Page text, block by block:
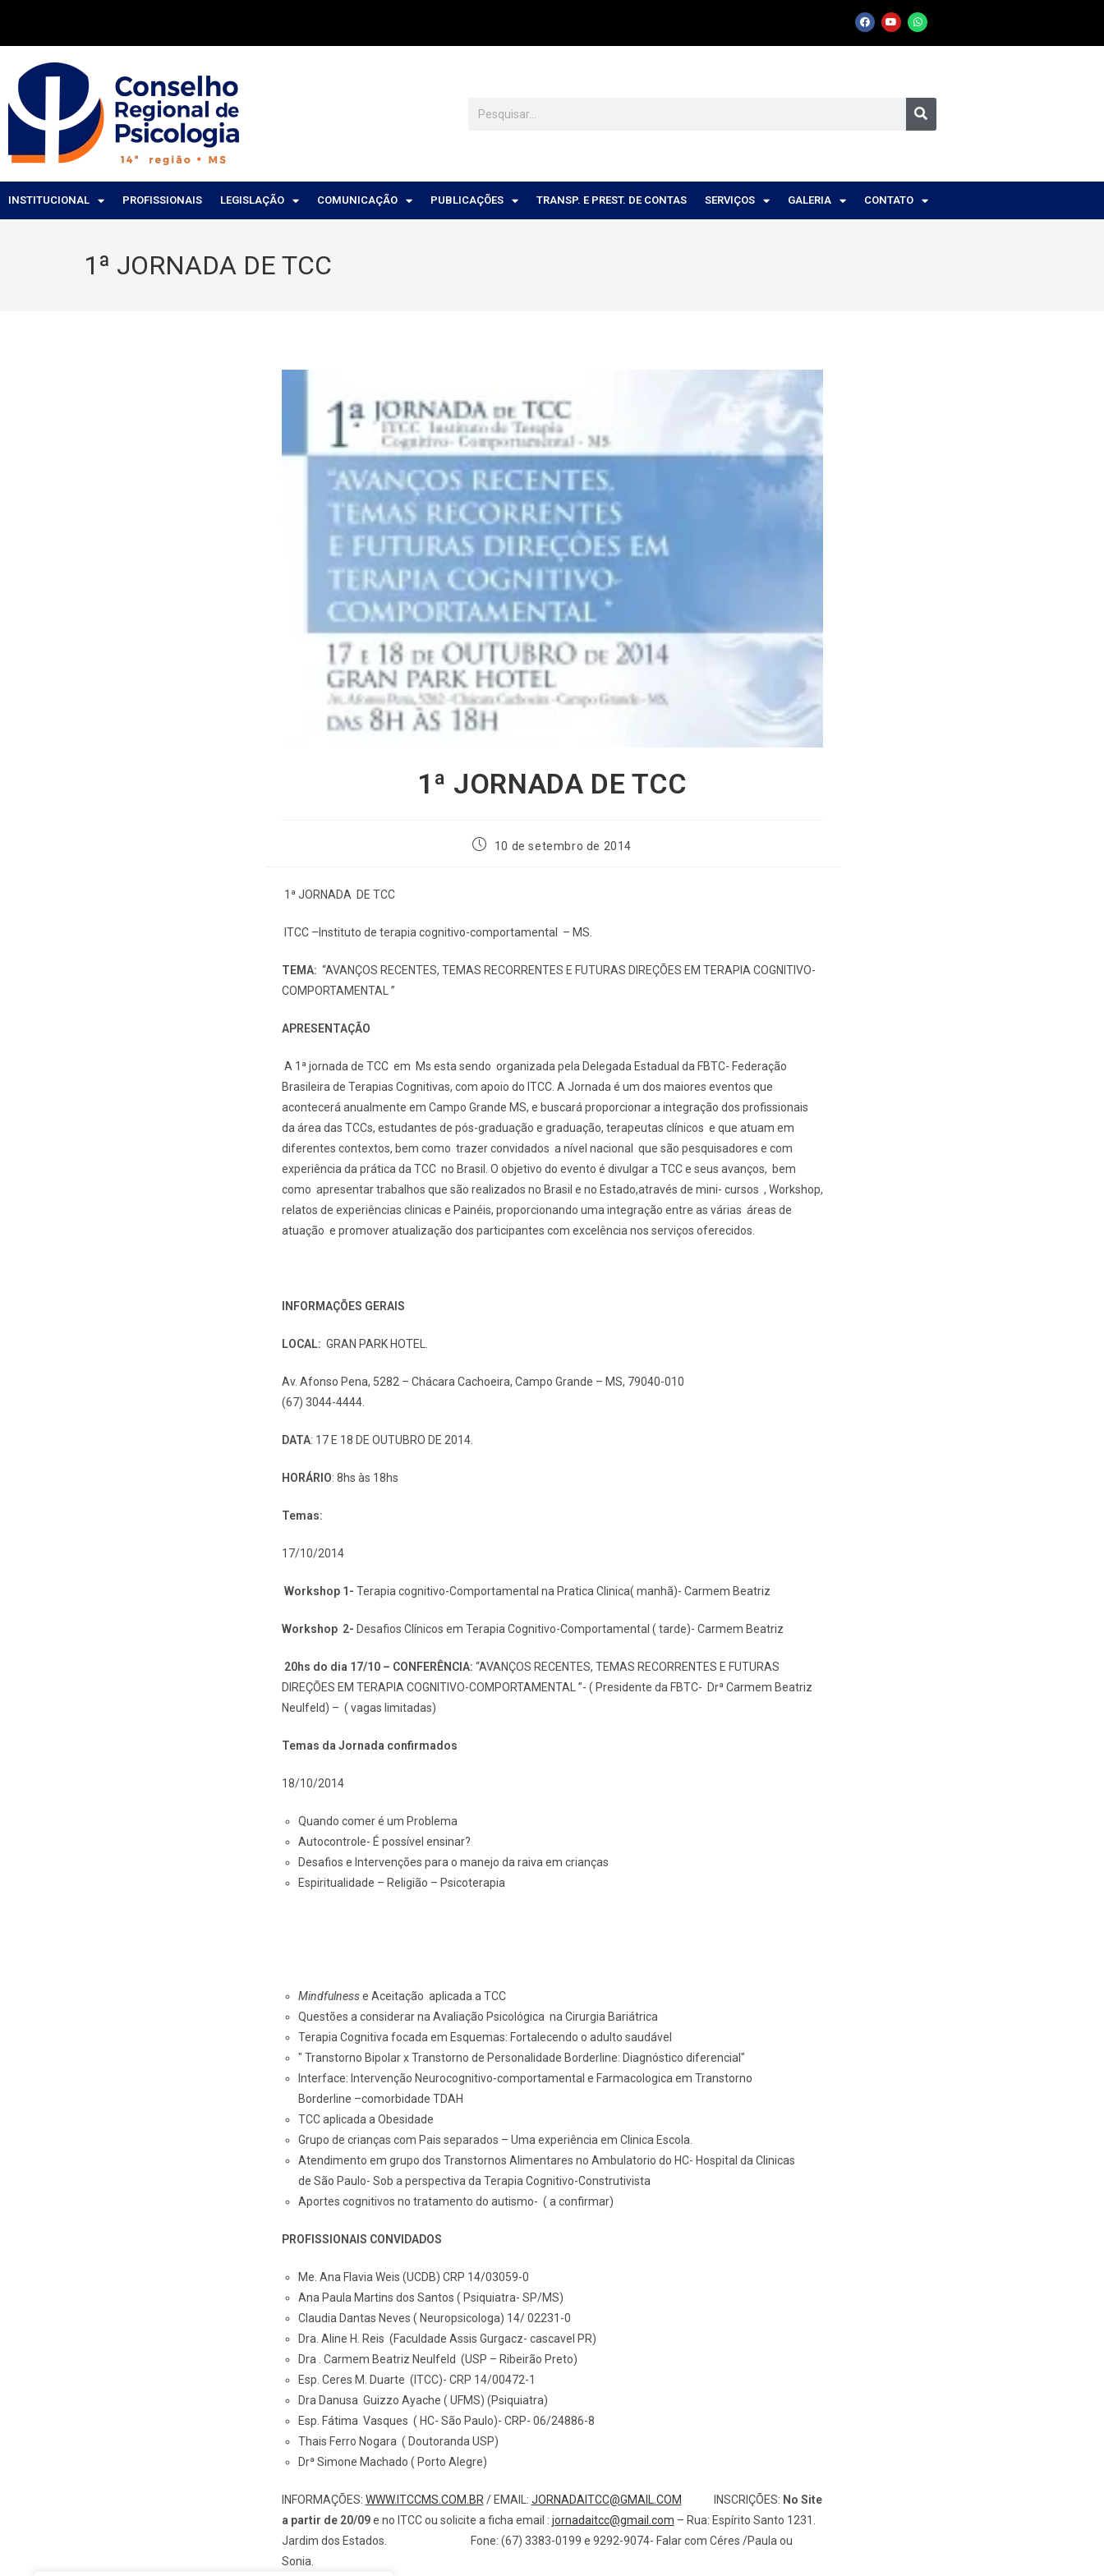
INSTITUCIONAL PROFISSIONAIS LEGISLAÇÃO COMUNICAÇÃO PUBLICAÇÕES TRANSP. E PREST. DE CONTAS SERVIÇOS GALERIA CONTATO
1ª JORNADA DE TCC
1ª JORNADA DE TCC
10 de setembro de 2014
1ª JORNADA DE TCC
ITCC –Instituto de terapia cognitivo-comportamental – MS.
TEMA: “AVANÇOS RECENTES, TEMAS RECORRENTES E FUTURAS DIREÇÕES EM TERAPIA COGNITIVO-
COMPORTAMENTAL ”
APRESENTAÇÃO
A 1ª jornada de TCC em Ms esta sendo organizada pela Delegada Estadual da FBTC- Federação
Brasileira de Terapias Cognitivas, com apoio do ITCC. A Jornada é um dos maiores eventos que
acontecerá anualmente em Campo Grande MS, e buscará proporcionar a integração dos profissionais
da área das TCCs, estudantes de pós-graduação e graduação, terapeutas clínicos e que atuam em
diferentes contextos, bem como trazer convidados a nível nacional que são pesquisadores e com
experiência da prática da TCC no Brasil. O objetivo do evento é divulgar a TCC e seus avanços, bem
como apresentar trabalhos que são realizados no Brasil e no Estado,através de mini- cursos , Workshop,
relatos de experiências clinicas e Painéis, proporcionando uma integração entre as várias áreas de
atuação e promover atualização dos participantes com excelência nos serviços oferecidos.
INFORMAÇÕES GERAIS
LOCAL: GRAN PARK HOTEL.
Av. Afonso Pena, 5282 – Chácara Cachoeira, Campo Grande – MS, 79040-010
(67) 3044-4444.
DATA: 17 E 18 DE OUTUBRO DE 2014.
HORÁRIO: 8hs às 18hs
Temas:
17/10/2014
Workshop 1- Terapia cognitivo-Comportamental na Pratica Clinica( manhã)- Carmem Beatriz
Workshop 2- Desafios Clínicos em Terapia Cognitivo-Comportamental ( tarde)- Carmem Beatriz
20hs do dia 17/10 – CONFERÊNCIA: “AVANÇOS RECENTES, TEMAS RECORRENTES E FUTURAS
DIREÇÕES EM TERAPIA COGNITIVO-COMPORTAMENTAL ”- ( Presidente da FBTC- Drª Carmem Beatriz
Neulfeld) – ( vagas limitadas)
Temas da Jornada confirmados
18/10/2014
Quando comer é um Problema
Autocontrole- É possível ensinar?
Desafios e Intervenções para o manejo da raiva em crianças
Espiritualidade – Religião – Psicoterapia
Mindfulnesse Aceitação aplicada a TCC
Questões a considerar na Avaliação Psicológica na Cirurgia Bariátrica
Terapia Cognitiva focada em Esquemas: Fortalecendo o adulto saudável
" Transtorno Bipolar x Transtorno de Personalidade Borderline: Diagnóstico diferencial"
Interface: Intervenção Neurocognitivo-comportamental e Farmacologica em Transtorno
Borderline –comorbidade TDAH
TCC aplicada a Obesidade
Grupo de crianças com Pais separados – Uma experiência em Clinica Escola.
Atendimento em grupo dos Transtornos Alimentares no Ambulatorio do HC- Hospital da Clinicas
de São Paulo- Sob a perspectiva da Terapia Cognitivo-Construtivista
Aportes cognitivos no tratamento do autismo- ( a confirmar)
PROFISSIONAIS CONVIDADOS
Me. Ana Flavia Weis (UCDB) CRP 14/03059-0
Ana Paula Martins dos Santos ( Psiquiatra- SP/MS)
Claudia Dantas Neves ( Neuropsicologa) 14/ 02231-0
Dra. Aline H. Reis (Faculdade Assis Gurgacz- cascavel PR)
Dra . Carmem Beatriz Neulfeld (USP – Ribeirão Preto)
Esp. Ceres M. Duarte (ITCC)- CRP 14/00472-1
Dra Danusa Guizzo Ayache ( UFMS) (Psiquiatra)
Esp. Fátima Vasques ( HC- São Paulo)- CRP- 06/24886-8
Thais Ferro Nogara ( Doutoranda USP)
Drª Simone Machado ( Porto Alegre)
INFORMAÇÕES: WWW.ITCCMS.COM.BR/ EMAIL: JORNADAITCC@GMAIL.COM INSCRIÇÕES: No Site
a partir de 20/09e no ITCC ou solicite a ficha email : jornadaitcc@gmail.com – Rua: Espírito Santo 1231.
Jardim dos Estados. Fone: (67) 3383-0199 e 9292-9074- Falar com Céres /Paula ou
Sonia.